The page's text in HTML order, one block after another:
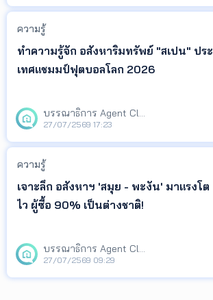
เพื่อช่วยให้เจ้าของอสังหาฯ เอเจนต์ และ
นักลงทุน ติดตามทิศทางตลาด และนำ
ข้อมูลไปวางแผนกา
ความรู้
ทำความรู้จัก อสังหาริมทรัพย์ "สเปน" ประ
เทศแชมมป์ฟุตบอลโลก 2026
บรรณาธิการ Agent Club
27/07/2569 17:23
ความรู้
เจาะลึก อสังหาฯ 'สมุย - พะงัน' มาแรงโต
ไว ผู้ซื้อ 90% เป็นต่างชาติ!
บรรณาธิการ Agent Club
27/07/2569 09:29